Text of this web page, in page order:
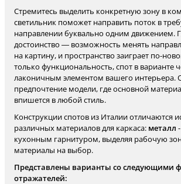
Стремитесь выделить конкретную зону в
светильник поможет направить поток в
направлении буквально одним движением.
достоинство — возможность менять
на картину, и пространство заиграет по-
только функциональность, спот в варианте
лаконичным элементом вашего интерьера.
предпочтение модели, где основной
впишется в любой стиль.
Конструкции спотов из Италии отличаются
различных материалов для каркаса: металл
кухонным гарнитуром, выделяя рабочую
материалы на выбор.
Представлены варианты со следующими
отражателей: